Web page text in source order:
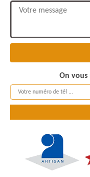
On